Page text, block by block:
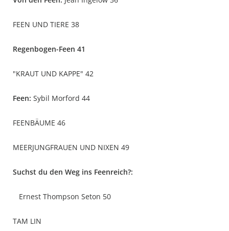
FEEN UND TIERE 38
Regenbogen-Feen 41
"KRAUT UND KAPPE" 42
Feen: Sybil Morford 44
FEENBÄUME 46
MEERJUNGFRAUEN UND NIXEN 49
Suchst du den Weg ins Feenreich?:
Ernest Thompson Seton 50
TAM LIN